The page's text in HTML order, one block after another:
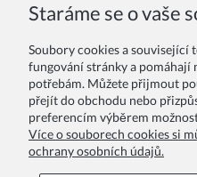
Odeslat
Staráme se o vaše
Soubory cookies a související
fungování stránky a pomáhají
potřebám. Můžete přijmout
přejít do obchodu nebo
preferencím výběrem
Více o souborech cookies si
ochrany osobních údajů.